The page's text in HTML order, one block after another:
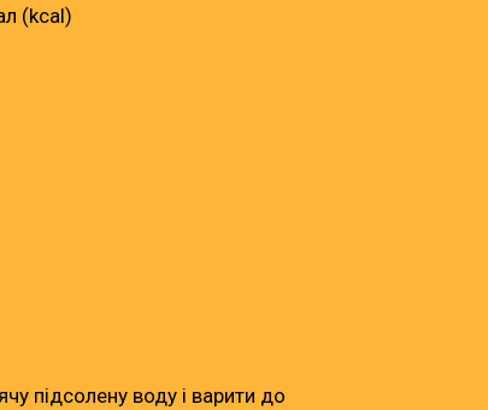
(kcal)
підсолену воду і варити до